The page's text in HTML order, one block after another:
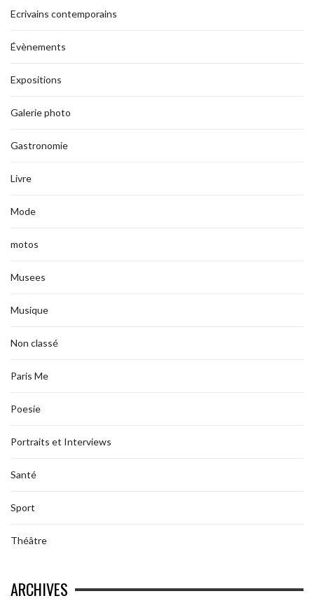
Ecrivains contemporains
Évènements
Expositions
Galerie photo
Gastronomie
Livre
Mode
motos
Musees
Musique
Non classé
Paris Me
Poesie
Portraits et Interviews
Santé
Sport
Théâtre
ARCHIVES